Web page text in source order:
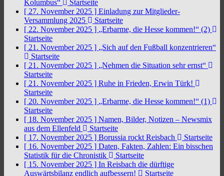
Kolumbus“
Startseite
[ 27. November 2025 ] Einladung zur Mitglieder-
Versammlung 2025
Startseite
[ 22. November 2025 ] „Erbarme, die Hesse kommen!“ (2)
Startseite
[ 21. November 2025 ] „Sich auf den Fußball konzentrieren“
Startseite
[ 21. November 2025 ] „Nehmen die Situation sehr ernst“
Startseite
[ 21. November 2025 ] Ruhe in Frieden, Erwin Türk!
Startseite
[ 20. November 2025 ] „Erbarme, die Hesse kommen!“ (1)
Startseite
[ 18. November 2025 ] Namen, Bilder, Notizen – Newsmix
aus dem Ellenfeld
Startseite
[ 17. November 2025 ] Borussia rockt Reisbach
Startseite
[ 16. November 2025 ] Daten, Fakten, Zahlen: Ein bisschen
Statistik für die Chronistik
Startseite
[ 15. November 2025 ] In Reisbach die dürftige
Auswärtsbilanz endlich aufbessern!
Startseite